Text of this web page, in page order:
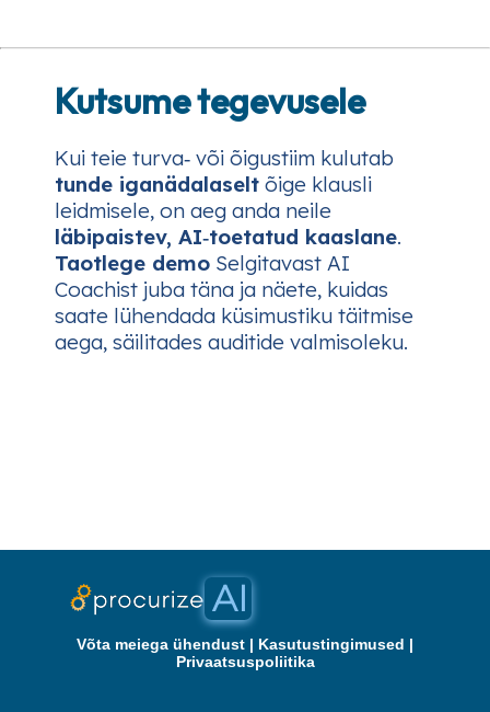
Kutsume tegevusele
Kui teie turva‑ või õigustiim kulutab
tunde iganädalaselt õige klausli
leidmisele, on aeg anda neile
läbipaistev, AI‑toetatud kaaslane.
Taotlege demo Selgitavast AI
Coachist juba täna ja näete, kuidas
saate lühendada küsimustiku täitmise
aega, säilitades auditide valmisoleku.
Võta meiega ühendust | Kasutustingimused |
Privaatsuspoliitika